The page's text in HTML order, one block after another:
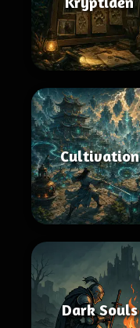
Cultivation
Dark Souls